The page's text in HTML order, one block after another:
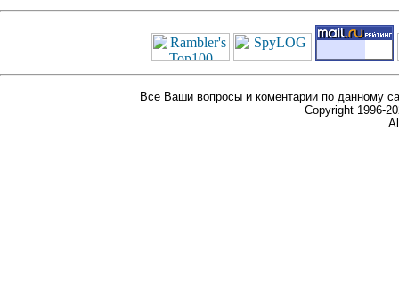
Все Ваши вопросы и коментарии по данному
Copyright 1996-